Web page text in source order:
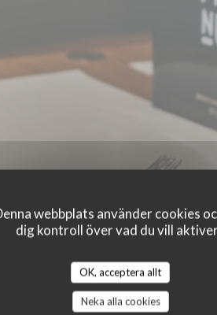
webbplats använder cookies
dig kontroll över vad du vill
OK, acceptera allt
Neka alla cookies